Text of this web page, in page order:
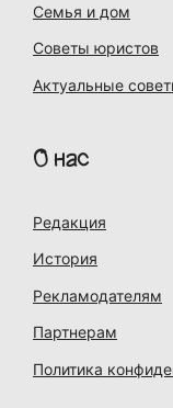
Семья и дом
Советы юристов
Актуальные
О нас
Редакция
История
Рекламодателям
Партнерам
Политика